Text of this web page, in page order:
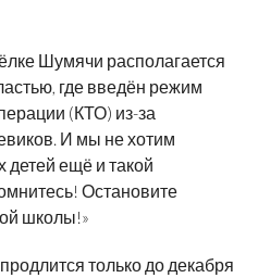
Шумячи располагается
где введён режим
(КТО) из-за
И мы не хотим
детей ещё и такой
Остановите
школы!»
только до декабря